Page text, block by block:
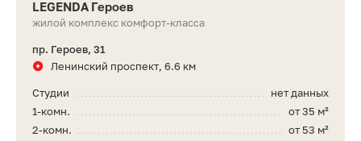
LEGENDA Героев
жилой комплекс комфорт-класса
пр. Героев, 31
Ленинский проспект, 6.6 км
нет данных
Студии
от 35 м²
1-комн.
от 53 м²
2-комн.